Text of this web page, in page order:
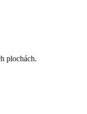
plochách.